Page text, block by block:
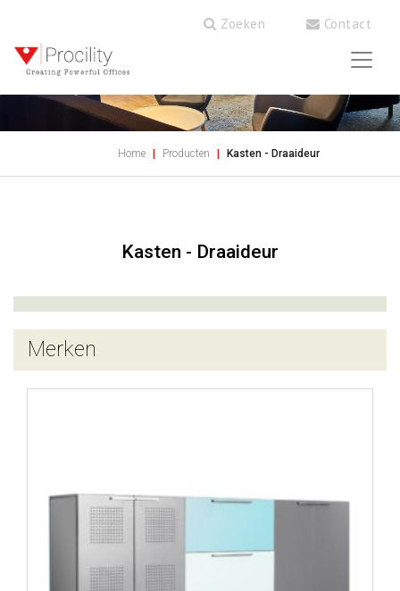
Zoeken Contact
Home Producten Kasten - Draaideur
Kasten - Draaideur
Merken